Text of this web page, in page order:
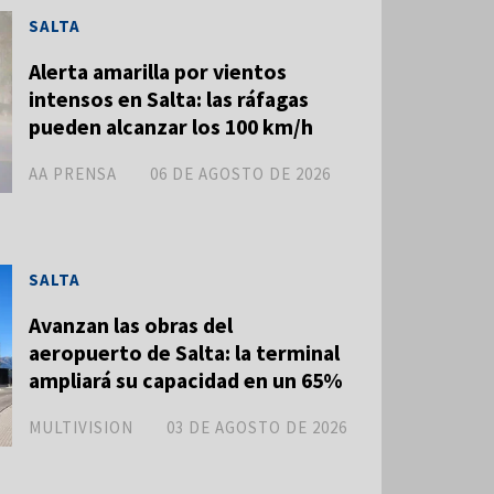
Alerta amarilla por vientos
intensos en Salta: las ráfagas
pueden alcanzar los 100 km/h
AA PRENSA
SALTA
06 DE AGOSTO DE 2026
Avanzan las obras del
aeropuerto de Salta: la terminal
ampliará su capacidad en un 65%
MULTIVISION
SALTA
03 DE AGOSTO DE 2026